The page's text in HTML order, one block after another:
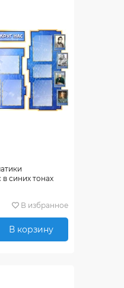
синих тонах
В избранное
В корзину